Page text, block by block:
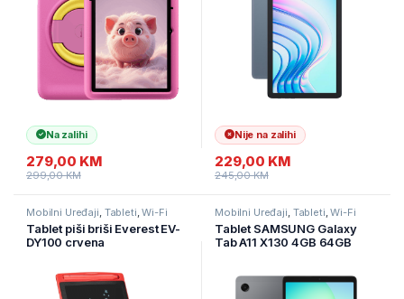
Na zalihi
279,00 KM
299,00KM
Nije na zalihi
229,00 KM
245,00KM
Mobilni Uređaji Tableti ,Wi-Fi
Tablet piši briši Everest EV-
DY100 crvena
Mobilni Uređaji Tableti ,Wi-Fi
Tablet SAMSUNG Galaxy
Tab A11 X130 4GB 64GB